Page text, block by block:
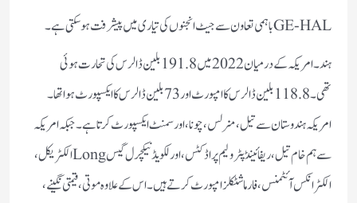
GE-HALباہمی تعاون سے جیٹ انجنوں کی تیاری میں پیشرفت ہوسکتی ہے۔
ہند۔ امریکہ کے درمیان 2022میں 191.8بلین ڈالرس کی تحارت ہوئی
تھی۔ 118.8بلین ڈالرس کا امپورٹ اور 73بلین ڈالرس کا ایکسپورٹ ہوا تھا۔
امریکہ ہندوستان سے تیل، منرلس، چونا، اور سمنٹ ایکسپورٹ کرتا ہے۔ جبکہ امریکہ
سے ہم خام تیل، ریفائینڈ پٹرولیم پراڈکٹس، اور لکویڈ نیکچرل گیس Longالکٹریکل،
الکٹرانکس آئٹمنس، فارما شٹکلز امپورٹ کرتے ہیں۔ اس کے علاوہ موتی، قیمتی نگینے،